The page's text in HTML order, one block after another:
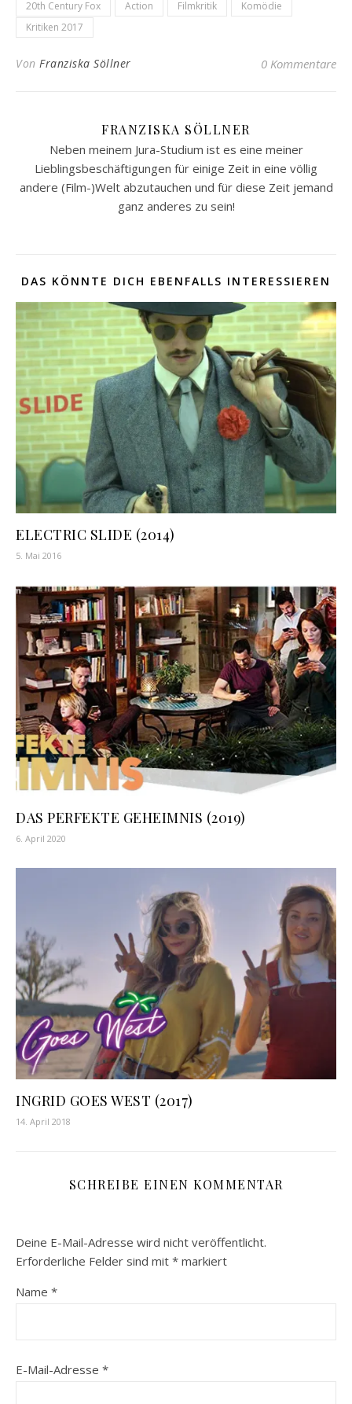
20th Century Fox Action Filmkritik
Komödie
Kritiken 2017
Von Franziska Söllner 0 Kommentare
FRANZISKA SÖLLNER
Neben meinem Jura-Studium ist es eine meiner
Lieblingsbeschäftigungen für einige Zeit in eine völlig
andere (Film-)Welt abzutauchen und für diese Zeit jemand
ganz anderes zu sein!
DAS KÖNNTE DICH EBENFALLS INTERESSIEREN
ELECTRIC SLIDE (2014)
5. Mai 2016
DAS PERFEKTE GEHEIMNIS (2019)
6. April 2020
INGRID GOES WEST (2017)
14. April 2018
SCHREIBE EINEN KOMMENTAR
Deine E-Mail-Adresse wird nicht veröffentlicht.
Erforderliche Felder sind mit * markiert
Name *
E-Mail-Adresse *